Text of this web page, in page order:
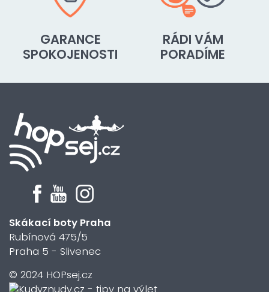
GARANCE
SPOKOJENOSTI
RÁDI VÁM
PORADÍME
Skákací boty Praha
Rubínová 475/5
Praha 5 - Slivenec
© 2024 HOPsej.cz